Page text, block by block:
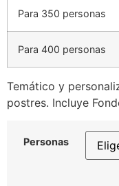
Para 350 personas
Para 400 personas
Temático y
postres. Incluye
Personas